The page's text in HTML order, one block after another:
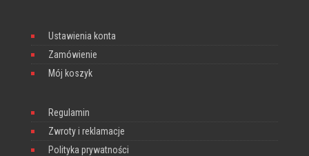
Ustawienia konta
Zamówienie
Mój koszyk
Regulamin
Zwroty i reklamacje
Polityka prywatności